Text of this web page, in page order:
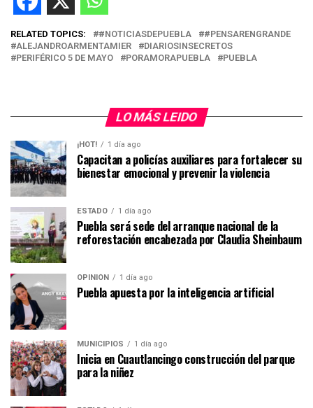
RELATED TOPICS: #NOTICIASDEPUEBLA
#PENSARENGRANDE
ALEJANDROARMENTAMIER
DIARIOSINSECRETOS
PERIFÉRICO 5 DE MAYO
PORAMORAPUEBLA PUEBLA
LO MÁS LEIDO
¡HOT! 1 día ago
Capacitan a policías auxiliares para fortalecer su
bienestar emocional y prevenir la violencia
ESTADO 1 día ago
Puebla será sede del arranque nacional de la
reforestación encabezada por Claudia Sheinbaum
OPINIÓN 1 día ago
Puebla apuesta por la inteligencia artificial
MUNICIPIOS 1 día ago
Inicia en Cuautlancingo construcción del parque
para la niñez